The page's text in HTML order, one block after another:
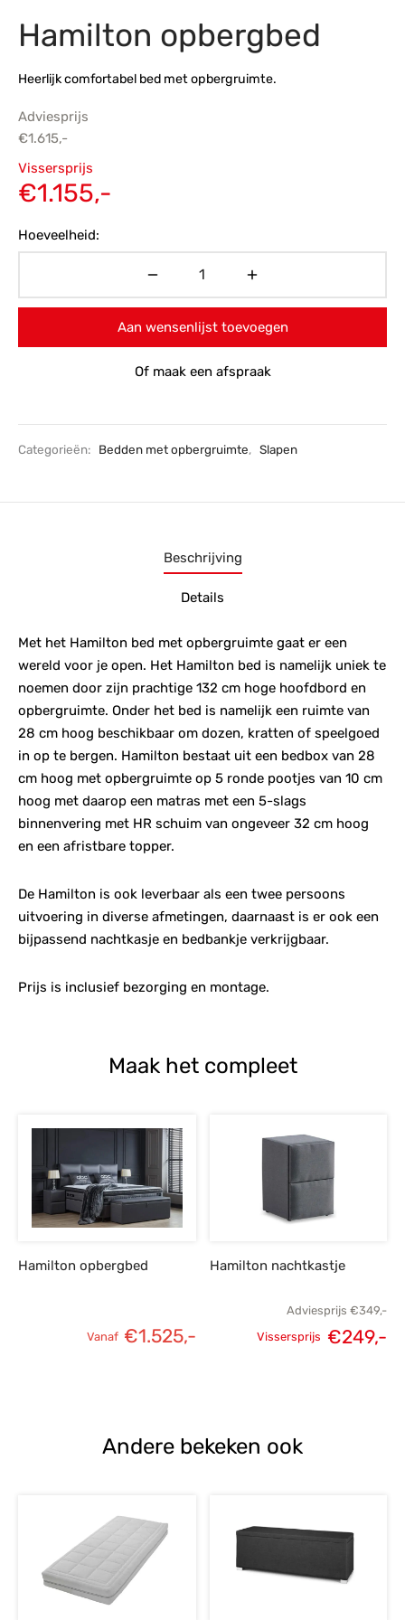
Hamilton opbergbed
Heerlijk comfortabel bed met opbergruimte.
Adviesprijs
€1.615,-
Oorspronkelijke
prijs was:
Vissersprijs
€1.155,-
Hoeveelheid:
Aan wensenlijst toevoegen
Of maak een afspraak
Categorieën: Bedden met opbergruimte, Slapen
Beschrijving
Details
Met het Hamilton bed met opbergruimte gaat er een
wereld voor je open. Het Hamilton bed is namelijk uniek te
noemen door zijn prachtige 132 cm hoge hoofdbord en
opbergruimte. Onder het bed is namelijk een ruimte van
28 cm hoog beschikbaar om dozen, kratten of speelgoed
in op te bergen. Hamilton bestaat uit een bedbox van 28
cm hoog met opbergruimte op 5 ronde pootjes van 10 cm
hoog met daarop een matras met een 5-slags
binnenvering met HR schuim van ongeveer 32 cm hoog
en een afristbare topper.
De Hamilton is ook leverbaar als een twee persoons
uitvoering in diverse afmetingen, daarnaast is er ook een
bijpassend nachtkasje en bedbankje verkrijgbaar.
Prijs is inclusief bezorging en montage.
Maak het compleet
Hamilton opbergbed
Vanaf €1.525,-
Hamilton nachtkastje
Adviesprijs €349,-
Vissersprijs €249,-
Andere bekeken ook
Toonmodellen
toonmodel
PVC
PVC
en montageservice